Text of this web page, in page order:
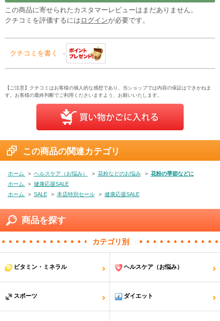
この商品に寄せられたカスタマーレビューはまだありません。
クチコミを評価するにはログインが必要です。
クチコミを書く
【ご注意】クチコミはお客様の個人的な感想であり、当ショップでは内容の保証はできかねま
す。お客様の最終判断でご利用くださいますよう、お願いいたします。
この商品の関連カテゴリ
ホーム > ヘルスケア（お悩み） > 花粉などのお悩み > 花粉の季節などに
ホーム
> 健康応援SALE
ホーム
> SALE > 本店特別セール > 健康応援SALE
商品を探す
カテゴリ別
ビタミン・ミネラル ヘルスケア（お悩み）
スポーツ ダイエット